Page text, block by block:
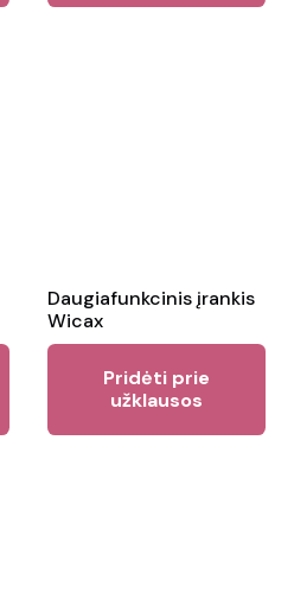
Daugiafunkcinis įrankis
Wicax
Pridėti prie
užklausos